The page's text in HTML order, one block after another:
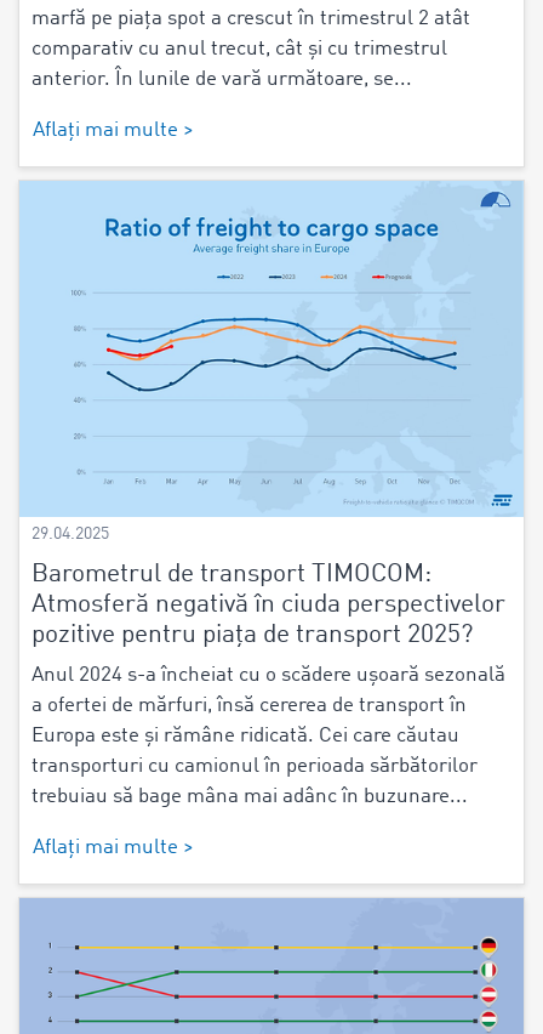
marfă pe piața spot a crescut în trimestrul 2 atât
comparativ cu anul trecut, cât și cu trimestrul
anterior. În lunile de vară următoare, se...
Aflați mai multe >
29.04.2025
Barometrul de transport TIMOCOM:
Atmosferă negativă în ciuda perspectivelor
pozitive pentru piața de transport 2025?
Anul 2024 s-a încheiat cu o scădere ușoară sezonală
a ofertei de mărfuri, însă cererea de transport în
Europa este și rămâne ridicată. Cei care căutau
transporturi cu camionul în perioada sărbătorilor
trebuiau să bage mâna mai adânc în buzunare...
Aflați mai multe >